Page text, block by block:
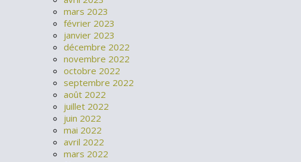
mars 2023
février 2023
janvier 2023
décembre 2022
novembre 2022
octobre 2022
septembre 2022
août 2022
juillet 2022
juin 2022
mai 2022
avril 2022
mars 2022